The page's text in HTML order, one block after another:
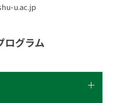
u.ac.jp
ログラム